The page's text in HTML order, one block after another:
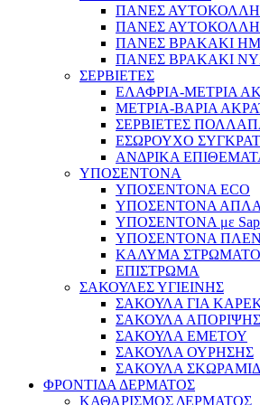
ΠΑΝΕΣ
ΠΑΝΕΣ
ΠΑΝΕΣ ΒΡΑΚΑΚΙ
ΠΑΝΕΣ ΒΡΑΚΑΚΙ
ΣΕΡΒΙΕΤΕΣ
ΕΛΑΦΡΙΑ-ΜΕΤΡΙΑ
ΜΕΤΡΙΑ-ΒΑΡΙΑ
ΣΕΡΒΙΕΤΕΣ
ΕΣΩΡΟΥΧΟ
ΑΝΔΡΙΚΑ
ΥΠΟΣΕΝΤΟΝΑ
ΥΠΟΣΕΝΤΟΝΑ ECO
ΥΠΟΣΕΝΤΟΝΑ ΑΠΛΑ
ΥΠΟΣΕΝΤΟΝΑ με
ΥΠΟΣΕΝΤΟΝΑ
ΚΑΛΥΜΑ
ΕΠΙΣΤΡΩΜΑ
ΣΑΚΟΥΛΕΣ ΥΓΙΕΙΝΗΣ
ΣΑΚΟΥΛΑ ΓΙΑ
ΣΑΚΟΥΛΑ
ΣΑΚΟΥΛΑ ΕΜΕΤΟΥ
ΣΑΚΟΥΛΑ ΟΥΡΗΣΗΣ
ΣΑΚΟΥΛΑ
ΦΡΟΝΤΙΔΑ ΔΕΡΜΑΤΟΣ
ΚΑΘΑΡΙΣΜΟΣ ΔΕΡΜΑΤΟΣ